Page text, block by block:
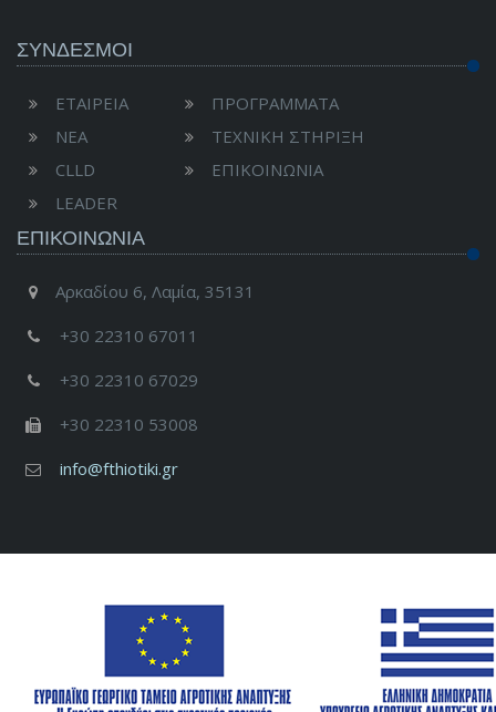
ΣΥΝΔΕΣΜΟΙ
ΕΤΑΙΡΕΙΑ
ΝΕΑ
CLLD
LEADER
ΠΡΟΓΡΑΜΜΑΤΑ
ΤΕΧΝΙΚΗ ΣΤΗΡΙΞΗ
ΕΠΙΚΟΙΝΩΝΙΑ
ΕΠΙΚΟΙΝΩΝΊΑ
Αρκαδίου 6, Λαμία, 35131
+30 22310 67011
+30 22310 67029
+30 22310 53008
info@fthiotiki.gr